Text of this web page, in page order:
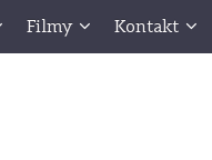
Filmy Kontakt